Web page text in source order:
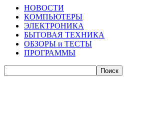
НОВОСТИ
КОМПЬЮТЕРЫ
ЭЛЕКТРОНИКА
БЫТОВАЯ ТЕХНИКА
ОБЗОРЫ и ТЕСТЫ
ПРОГРАММЫ
Поиск